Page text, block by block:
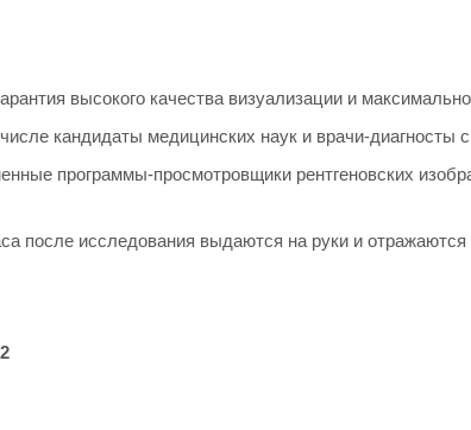
высокого качества визуализации и
кандидаты медицинских наук и врачи-диагносты
программы-просмотровщики рентгеновских
после исследования выдаются на руки и